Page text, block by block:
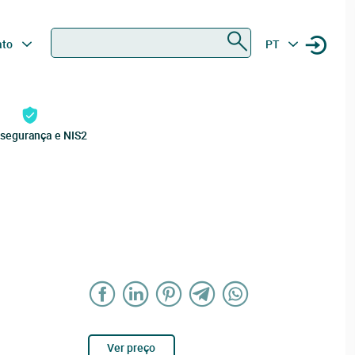
PT
e NIS2
Ver preço